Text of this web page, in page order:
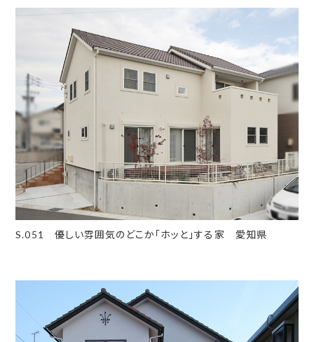
S.051 優しい雰囲気のどこか「ホッと」する家 愛知県